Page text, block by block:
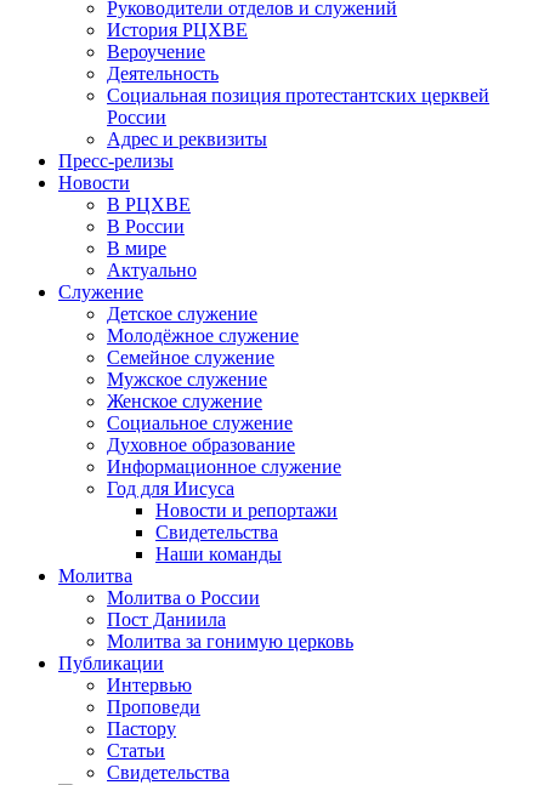
Руководители отделов и служений
История РЦХВЕ
Вероучение
Деятельность
Социальная позиция протестантских церквей
России
Адрес и реквизиты
Пресс-релизы
Новости
В РЦХВЕ
В России
В мире
Актуально
Служение
Детское служение
Молодёжное служение
Семейное служение
Мужское служение
Женское служение
Социальное служение
Духовное образование
Информационное служение
Год для Иисуса
Новости и репортажи
Свидетельства
Наши команды
Молитва
Молитва о России
Пост Даниила
Молитва за гонимую церковь
Публикации
Интервью
Проповеди
Пастору
Статьи
Свидетельства